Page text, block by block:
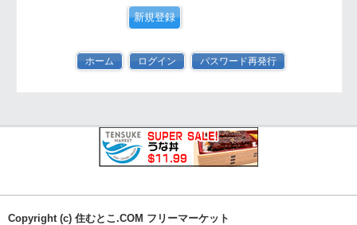
ホーム ログイン パスワード再発行
Copyright (c) 住むとこ.COM フリーマーケット